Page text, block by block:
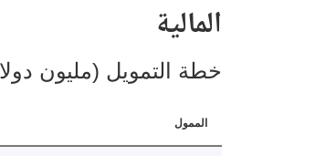
المالية
خطة التمويل (مليون
الممول